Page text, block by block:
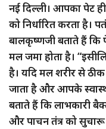
नई दिल्ली। आपका पेट
को निर्धारित करता
बालकृष्णजी बताते हैं कि
मल जमा होता है।
है। यदि मल शरीर से
जाता है और आपके
बताते हैं कि लाभकारी
और पाचन तंत्र को